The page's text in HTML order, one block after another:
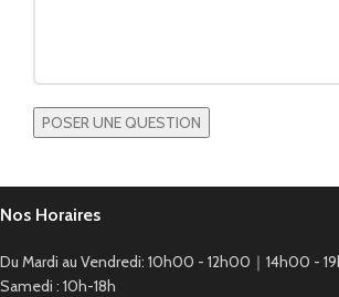
Nos Horaires
Du Mardi au Vendredi: 10h00 - 12h00｜14h00 -
Samedi : 10h-18h